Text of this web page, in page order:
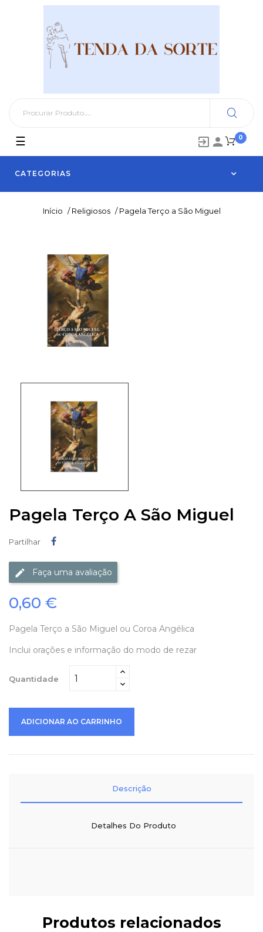
0
 
CATEGORIAS
Toggle
navigation
☰
Início / Religiosos / Pagela Terço a São Miguel
Pagela Terço A São Miguel
Partilhar
Faça uma avaliação
0,60 €
Pagela Terço a São Miguel ou Coroa Angélica
Inclui orações e informação do modo de rezar
Quantidade
ADICIONAR AO CARRINHO
Descrição
Detalhes Do Produto
Produtos relacionados